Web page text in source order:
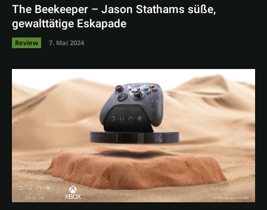
The Beekeeper – Jason Stathams süße,
gewalttätige Eskapade
Review 7. Mai 2024